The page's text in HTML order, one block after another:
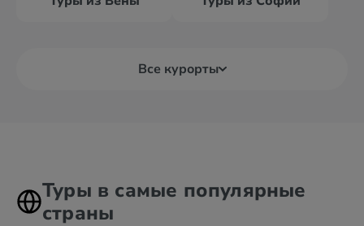
Все курорты
Туры в самые популярные
страны